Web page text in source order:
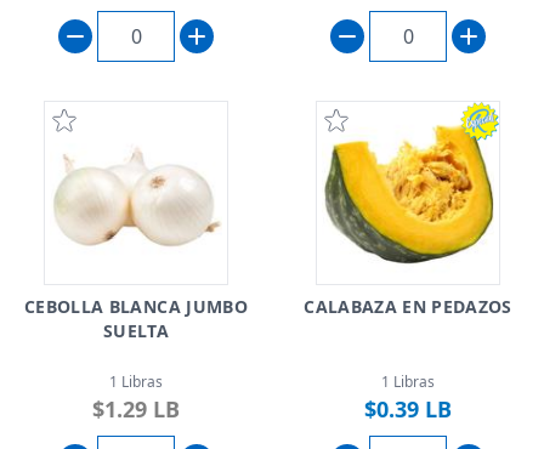
CEBOLLA BLANCA JUMBO
SUELTA
1 Libras
$1.29 LB
CALABAZA EN PEDAZOS
1 Libras
$0.39 LB